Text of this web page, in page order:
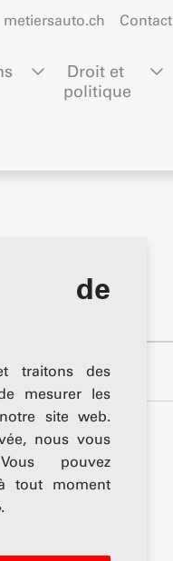
de
traitons des
mesurer les
site web.
nous vous
pouvez
tout moment
metiersauto.ch Contact
Droit et
politique
Elle regroupe